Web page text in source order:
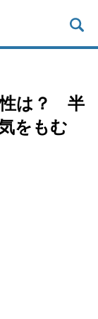
性は？ 半
をもむ